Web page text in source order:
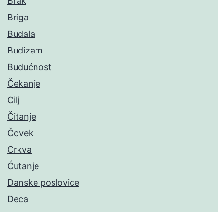
Briga
Budala
Budizam
Budućnost
Čekanje
Cilj
Čitanje
Čovek
Crkva
Ćutanje
Danske poslovice
Deca